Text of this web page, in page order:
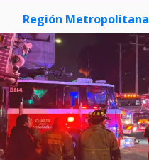
Región Metropolitana